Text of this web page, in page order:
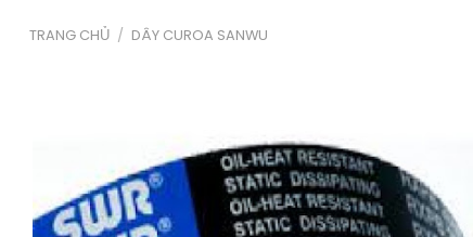
TRANG CHỦ / DÂY CUROA SANWU